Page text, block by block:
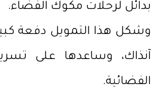
بدائل لرحلات مكوك الفضاء.
وشكل هذا التمويل دفعة
آنذاك، وساعدها على
الفضائية.